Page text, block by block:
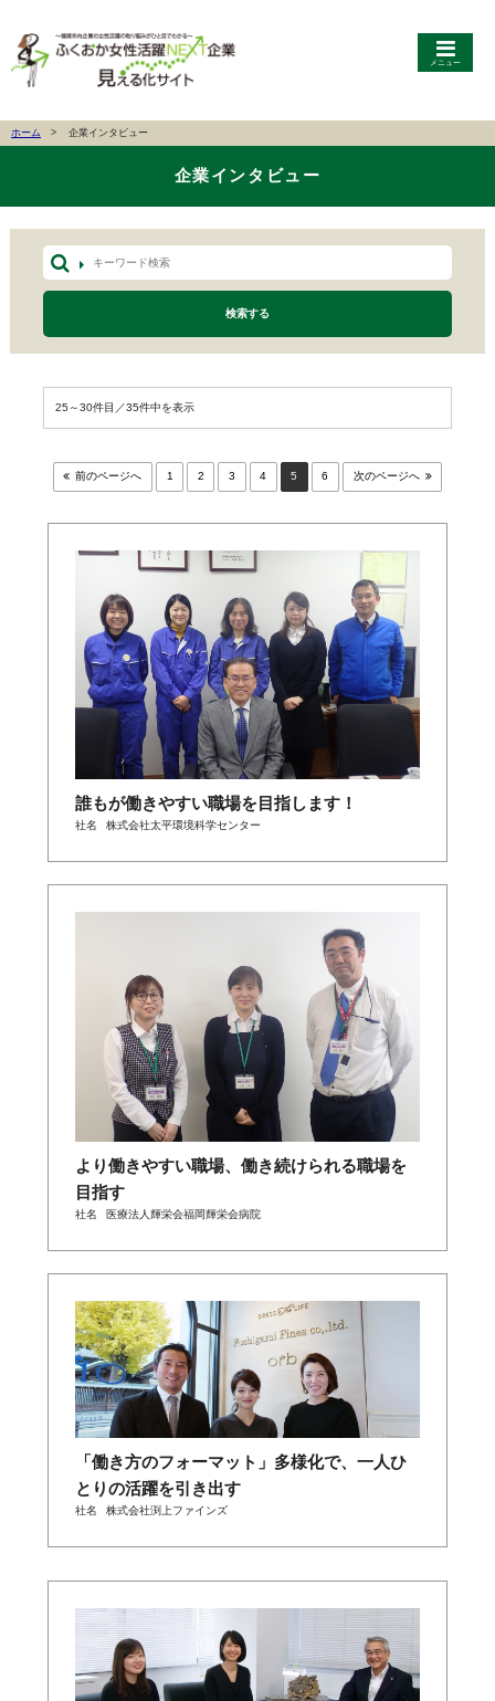
メニュー
ホーム 企業インタビュー
企業インタビュー
検索する
25～30件目／35件中を表示
前のページへ 1 2 3 4 5 6 次のページへ
誰もが働きやすい職場を目指します！
社名 株式会社太平環境科学センター
より働きやすい職場、働き続けられる職場を
目指す
社名 医療法人輝栄会福岡輝栄会病院
「働き方のフォーマット」多様化で、一人ひ
とりの活躍を引き出す
社名 株式会社渕上ファインズ